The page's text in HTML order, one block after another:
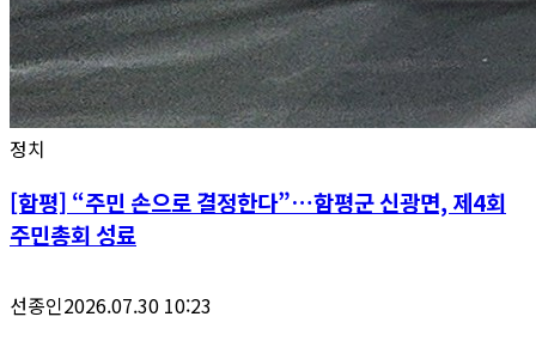
정치
[함평] “주민 손으로 결정한다”…함평군 신광면, 제4회
주민총회 성료
선종인2026.07.30 10:23